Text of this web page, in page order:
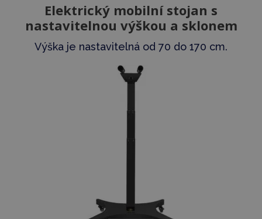
Elektrický mobilní stojan s
nastavitelnou výškou a sklonem
Výška je nastavitelná od 70 do 170 cm.